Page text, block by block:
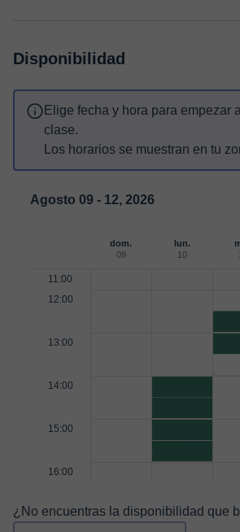
Disponibilidad
Elige fecha y hora para empezar
clase.
Los horarios se muestran en tu
Agosto 09 - 12, 2026
dom.
09
lun.
10
11:00
12:00
13:00
14:00
15:00
16:00
¿No encuentras la disponibilidad que